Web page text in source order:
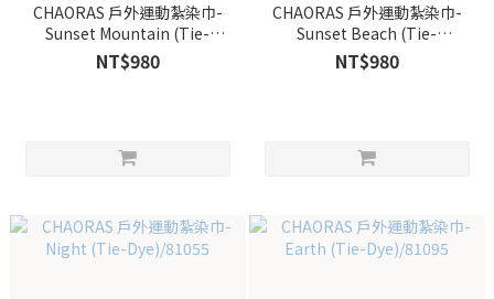
CHAORAS 戶外運動紮染巾-
Sunset Mountain (Tie-
Dye)/81054
NT$980
CHAORAS 戶外運動紮染巾-
Sunset Beach (Tie-
Dye)/81051
NT$980